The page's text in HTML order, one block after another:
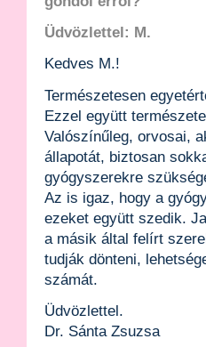
Üdvözlettel: M.
Kedves M.!
Természetesen
Ezzel együtt
Valószínűleg, orvosai,
állapotát, biztosan
gyógyszerekre
Az is igaz, hogy a
ezeket együtt szedik.
a másik által felírt
tudják dönteni,
számát.
Üdvözlettel.
Dr. Sánta Zsuzsa